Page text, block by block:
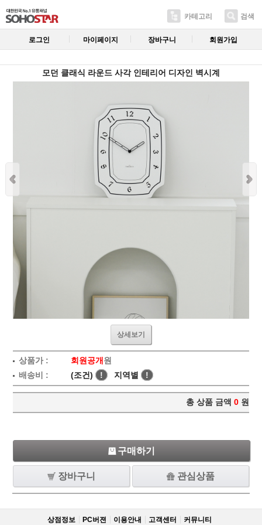
카테고리 검색
로그인 마이페이지 장바구니 회원가입
모던 클래식 라운드 사각 인테리어 디자인 벽시계
상세보기
상품가 : 회원공개원
배송비 :
(조건) ! 지역별 !
총 상품 금액 0 원
구매하기
장바구니 관심상품
상점정보 PC버젼 이용안내 고객센터 커뮤니티